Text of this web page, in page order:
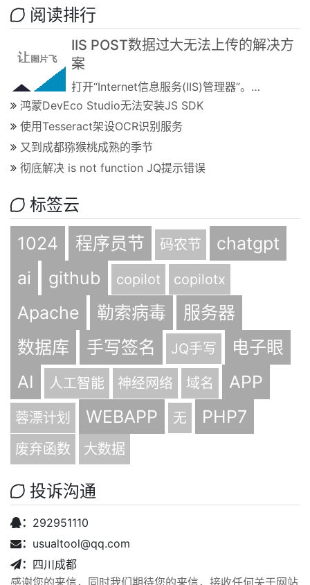
阅读排行
IIS POST数据过大无法上传的解决方
案
打开“Internet信息服务(IIS)管理器”。点击“起始页”下面的服务器名称。右侧窗口拉到最下面......
鸿蒙DevEco Studio无法安装JS SDK
使用Tesseract架设OCR识别服务
又到成都猕猴桃成熟的季节
彻底解决 is not function JQ提示错误
标签云
1024 程序员节 码农节
chatgpt
ai
github copilot copilotx
Apache 勒索病毒
服务器
数据库
手写签名 JQ手写
电子眼
AI
人工智能 神经网络 域名 APP
蓉漂计划 WEBAPP 无 PHP7
废弃函数 大数据
投诉沟通
： 292951110
： usualtool@qq.com
： 四川成都
感谢您的来信，同时我们期待您的来信，接收任何关于网站